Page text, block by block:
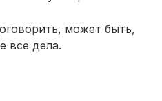
может быть,
все дела.